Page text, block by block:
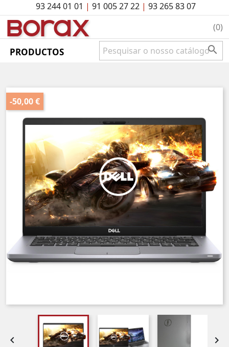
93 244 01 01 | 91 005 27 22| 93 265 83 07
BOrAx (0)
PRODUCTOS 
-50,00 €
 